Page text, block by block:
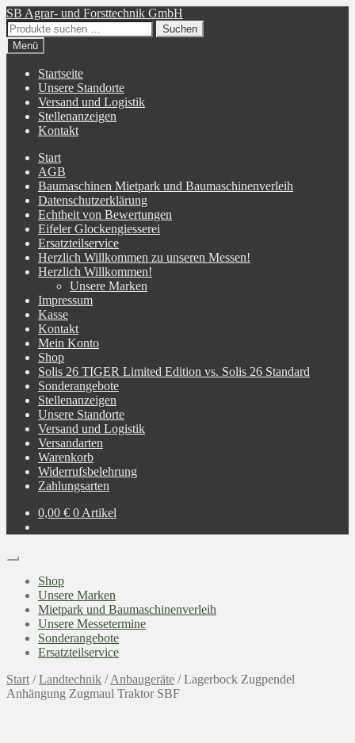
Zur
Navigation
springen
Zum
Inhalt
springen
SB Agrar- und Forsttechnik GmbH
Suchen
nach:
Suchen
Menü
Startseite
Unsere Standorte
Versand und Logistik
Stellenanzeigen
Kontakt
Start
AGB
Baumaschinen Mietpark und Baumaschinenverleih
Datenschutzerklärung
Echtheit von Bewertungen
Eifeler Glockengiesserei
Ersatzteilservice
Herzlich Willkommen zu unseren Messen!
Herzlich Willkommen!
Unsere Marken
Impressum
Kasse
Kontakt
Mein Konto
Shop
Solis 26 TIGER Limited Edition vs. Solis 26 Standard
Sonderangebote
Stellenanzeigen
Unsere Standorte
Versand und Logistik
Versandarten
Warenkorb
Widerrufsbelehrung
Zahlungsarten
0,00 € 0 Artikel
Shop
Unsere Marken
Mietpark und Baumaschinenverleih
Unsere Messetermine
Sonderangebote
Ersatzteilservice
Start /Landtechnik /Anbaugeräte /Lagerbock Zugpendel
Anhängung Zugmaul Traktor SBF